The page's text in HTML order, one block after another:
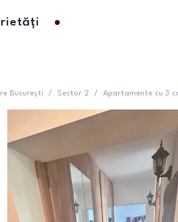
București / Sector 2 / Apartamente cu 3